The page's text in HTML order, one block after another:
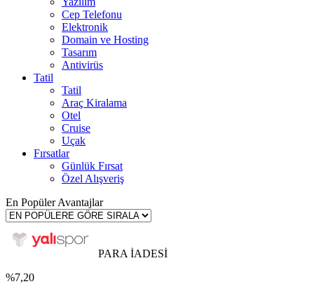
Cep Telefonu
Elektronik
Domain ve Hosting
Tasarım
Antivirüs
Tatil
Tatil
Araç Kiralama
Otel
Cruise
Uçak
Fırsatlar
Günlük Fırsat
Özel Alışveriş
En Popüler Avantajlar
PARA İADESİ
%7,20